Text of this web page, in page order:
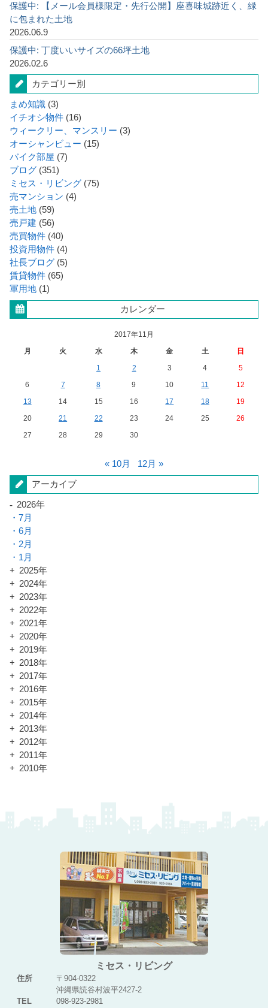
保護中: 【メール会員様限定・先行公開】座喜味城跡近く、緑
に包まれた土地
2026.06.9
保護中: 丁度いいサイズの66坪土地
2026.02.6
カテゴリー別
まめ知識 (3)
イチオシ物件 (16)
ウィークリー、マンスリー (3)
オーシャンビュー (15)
バイク部屋 (7)
ブログ (351)
ミセス・リビング (75)
売マンション (4)
売土地 (59)
売戸建 (56)
売買物件 (40)
投資用物件 (4)
社長ブログ (5)
賃貸物件 (65)
軍用地 (1)
カレンダー
2017年11月
月
火 水 木 金 土
日
1
2 3 4
5
6
7 8 9 10 11
12
13
14 15 16 17 18
19
20
21 22 23 24 25
26
27
28 29 30
« 10月 12月 »
アーカイブ
2026年
7月
6月
2月
1月
2025年
2024年
2023年
2022年
2021年
2020年
2019年
2018年
2017年
2016年
2015年
2014年
2013年
2012年
2011年
2010年
ミセス・リビング
住所
〒904-0322
沖縄県読谷村波平2427-2
TEL
098-923-2981